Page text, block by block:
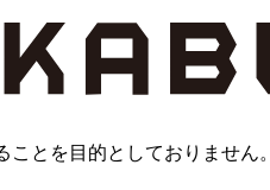
とを目的としておりません。